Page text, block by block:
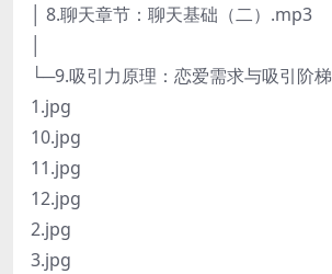
│ 8.聊天章节：聊天基础（二）.mp3
└─9.吸引力原理：恋爱需求与吸引阶梯
1.jpg
10.jpg
11.jpg
12.jpg
2.jpg
3.jpg